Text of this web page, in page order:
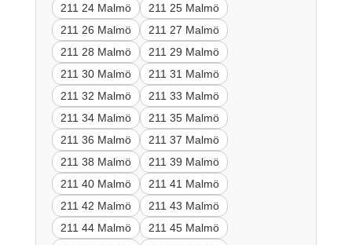
211 24 Malmö
211 25 Malmö
211 26 Malmö
211 27 Malmö
211 28 Malmö
211 29 Malmö
211 30 Malmö
211 31 Malmö
211 32 Malmö
211 33 Malmö
211 34 Malmö
211 35 Malmö
211 36 Malmö
211 37 Malmö
211 38 Malmö
211 39 Malmö
211 40 Malmö
211 41 Malmö
211 42 Malmö
211 43 Malmö
211 44 Malmö
211 45 Malmö